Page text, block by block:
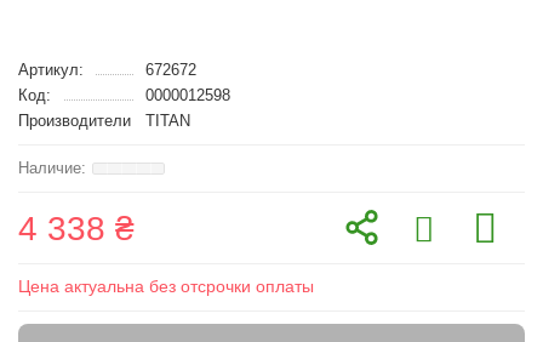
Артикул:
672672
Код:
0000012598
Производители
TITAN
4 338 ₴
Цена актуальна без отсрочки оплаты